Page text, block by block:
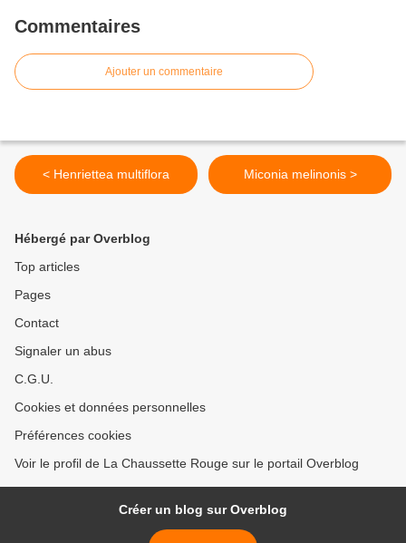
Commentaires
Ajouter un commentaire
< Henriettea multiflora Miconia melinonis >
Hébergé par Overblog
Top articles
Pages
Contact
Signaler un abus
C.G.U.
Cookies et données personnelles
Préférences cookies
Voir le profil de La Chaussette Rouge sur le portail Overblog
Créer un blog sur Overblog